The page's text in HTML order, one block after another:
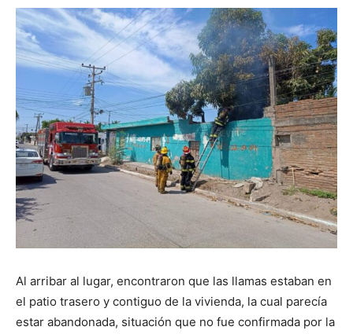
Al arribar al lugar, encontraron que las llamas estaban en
el patio trasero y contiguo de la vivienda, la cual parecía
estar abandonada, situación que no fue confirmada por la